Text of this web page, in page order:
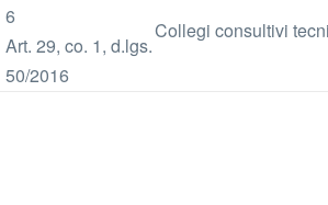
6
Art. 29, co. 1, d.lgs.
50/2016
Collegi consultivi